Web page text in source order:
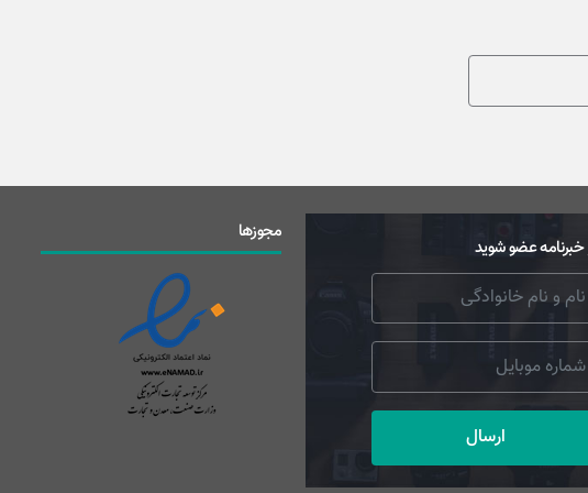
خبرنامه عضو شوید
ارسال
مجوزها